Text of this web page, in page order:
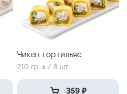
Чикен тортильяс
210 гр. ± / 8 шт.
359 ₽